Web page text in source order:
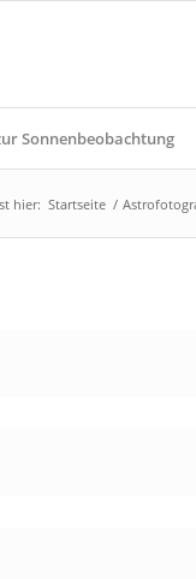
Sonnenbeobachtung
hier: Startseite /